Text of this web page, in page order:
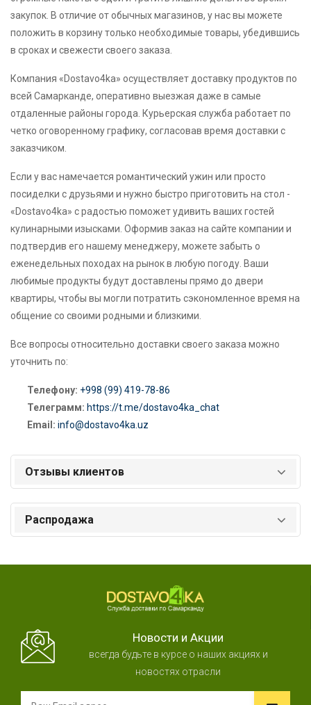
закупок. В отличие от обычных магазинов, у нас вы можете
положить в корзину только необходимые товары, убедившись
в сроках и свежести своего заказа.
Компания «Dostavo4ka» осуществляет доставку продуктов по
всей Самарканде, оперативно выезжая даже в самые
отдаленные районы города. Курьерская служба работает по
четко оговоренному графику, согласовав время доставки с
заказчиком.
Если у вас намечается романтический ужин или просто
посиделки с друзьями и нужно быстро приготовить на стол -
«Dostavo4ka» с радостью поможет удивить ваших гостей
кулинарными изысками. Оформив заказ на сайте компании и
подтвердив его нашему менеджеру, можете забыть о
еженедельных походах на рынок в любую погоду. Ваши
любимые продукты будут доставлены прямо до двери
квартиры, чтобы вы могли потратить сэкономленное время на
общение со своими родными и близкими.
Все вопросы относительно доставки своего заказа можно
уточнить по:
Телефону: +998 (99) 419-78-86
Телеграмм: https://t.me/dostavo4ka_chat
Email: info@dostavo4ka.uz
Отзывы клиентов
Распродажа
Новости и Акции
всегда будьте в курсе о наших акциях и
новостях отрасли